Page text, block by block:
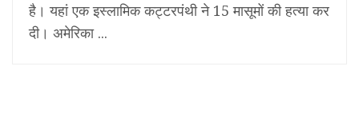
है। यहां एक इस्लामिक कट्टरपंथी ने 15 मासूमों की हत्या कर
दी। अमेरिका ...